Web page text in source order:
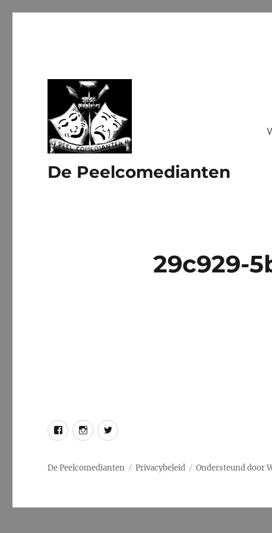
De Peelcomedianten
29c929-
FacebookInstagram
Twitter
De Peelcomedianten Privacybeleid Ondersteund door